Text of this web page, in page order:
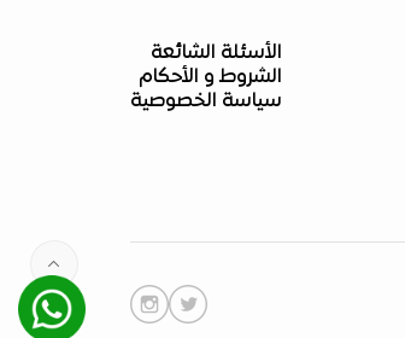
Whatsapp
الأسئلة الشائعة
الشروط و الأحكام
سياسة الخصوصية